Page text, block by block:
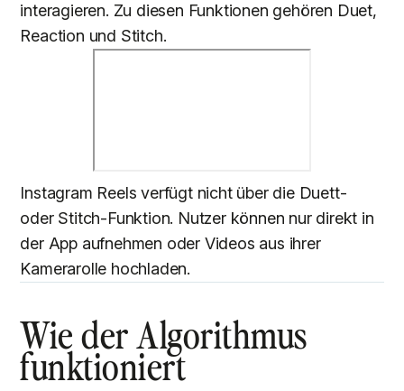
interagieren. Zu diesen Funktionen gehören Duet,
Reaction und Stitch.
Instagram Reels verfügt nicht über die Duett-
oder Stitch-Funktion. Nutzer können nur direkt in
der App aufnehmen oder Videos aus ihrer
Kamerarolle hochladen.
Wie der Algorithmus
funktioniert